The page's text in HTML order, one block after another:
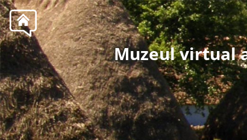
Muzeul virtual